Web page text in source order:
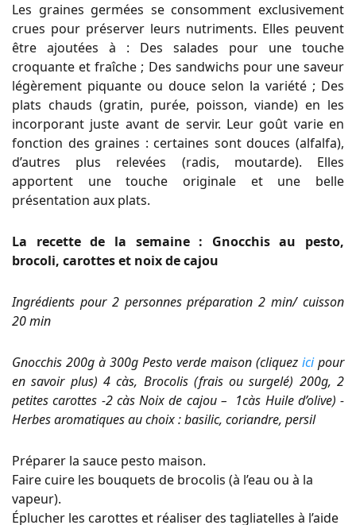
Les graines germées se consomment exclusivement
crues pour préserver leurs nutriments. Elles peuvent
être ajoutées à : Des salades pour une touche
croquante et fraîche ; Des sandwichs pour une saveur
légèrement piquante ou douce selon la variété ; Des
plats chauds (gratin, purée, poisson, viande) en les
incorporant juste avant de servir. Leur goût varie en
fonction des graines : certaines sont douces (alfalfa),
d’autres plus relevées (radis, moutarde). Elles
apportent une touche originale et une belle
présentation aux plats.
La recette de la semaine : Gnocchis au pesto,
brocoli, carottes et noix de cajou
Ingrédients pour 2 personnes préparation 2 min/ cuisson
20 min
Gnocchis 200g à 300g Pesto verde maison (cliquez icipour
en savoir plus) 4 càs, Brocolis (frais ou surgelé) 200g, 2
petites carottes -2 càs Noix de cajou – 1càs Huile d’olive) -
Herbes aromatiques au choix : basilic, coriandre, persil
Préparer la sauce pesto maison.
Faire cuire les bouquets de brocolis (à l’eau ou à la
vapeur).
Éplucher les carottes et réaliser des tagliatelles à l’aide